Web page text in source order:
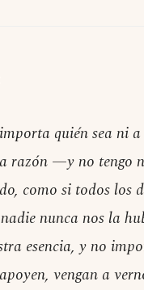
quién sea ni a
razón —y no
como si todos
nunca nos la
esencia, y no
vengan a